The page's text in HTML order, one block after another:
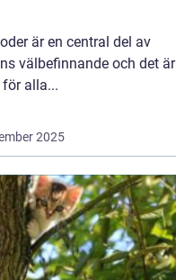
är en central del av
välbefinnande och det är
alla...
2025